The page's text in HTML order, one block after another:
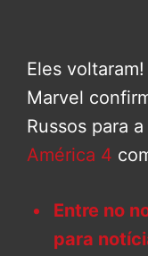
Eles
Marvel
Russos para
América 4
Entre no
para